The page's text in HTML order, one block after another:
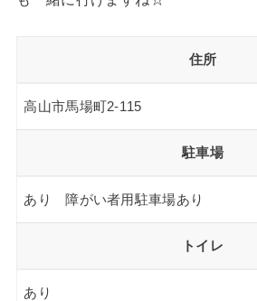
住所
高山市馬場町2-115
駐車場
あり 障がい者用駐車場あり
トイレ
あり